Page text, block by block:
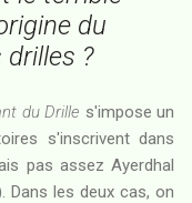
du
?
du Drille s'impose un
s'inscrivent dans
pas assez Ayerdhal
Dans les deux cas, on